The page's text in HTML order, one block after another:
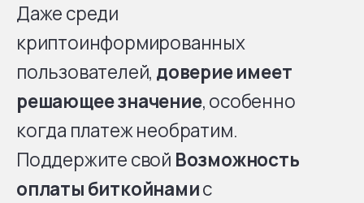
Даже среди
криптоинформированных
пользователей, доверие имеет
решающее значение, особенно
когда платеж необратим.
Поддержите свой Возможность
оплаты биткойнамис